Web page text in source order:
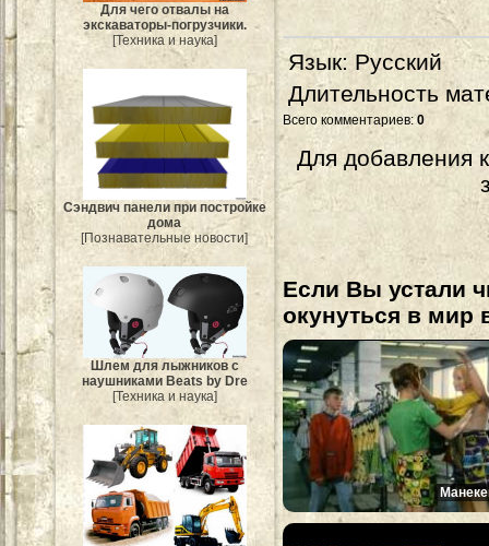
Для чего отвалы на
экскаваторы-погрузчики.
[Техника и наука]
Сэндвич панели при постройке
дома
[Познавательные новости]
Шлем для лыжников с
наушниками Beats by Dre
[Техника и наука]
Язык: Русский
Длительность
Всего комментариев:0
Для добавления
Если Вы устали
окунуться в мир